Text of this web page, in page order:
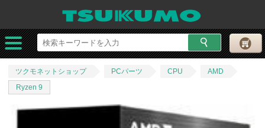
ツクモネットショップ PCパーツ CPU
AMD
Ryzen 9